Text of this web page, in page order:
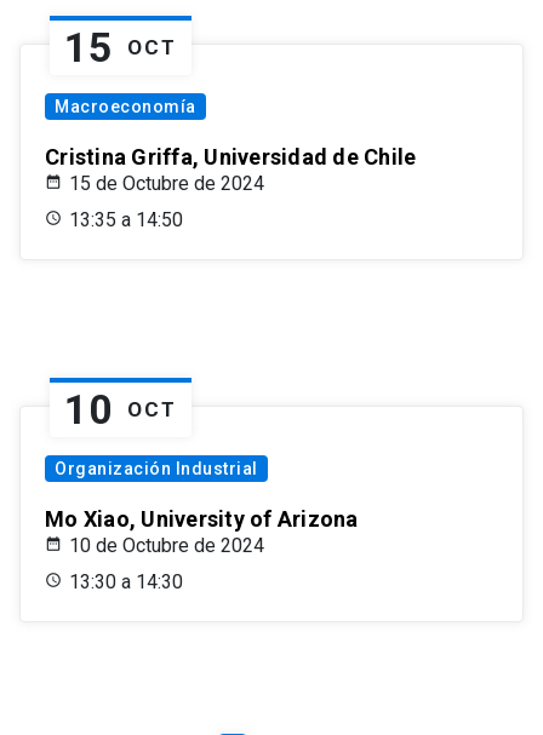
15 OCT
Macroeconomía
Cristina Griffa, Universidad de Chile
15 de Octubre de 2024
13:35 a 14:50
10 OCT
Organización Industrial
Mo Xiao, University of Arizona
10 de Octubre de 2024
13:30 a 14:30